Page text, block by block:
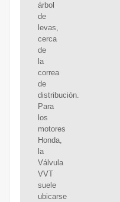
árbol
de
levas,
cerca
de
la
correa
de
distribución.
Para
los
motores
Honda,
la
Válvula
VVT
suele
ubicarse